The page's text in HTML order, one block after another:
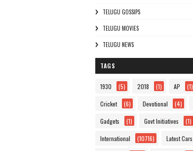
TELUGU GOSSIPS
TELUGU MOVIES
TELUGU NEWS
TAGS
1930 (5) 2018 (1) AP (1)
Cricket (6) Devotional (4)
Gadgets (1) Govt Initiatives (1)
International (10716) Latest Cars